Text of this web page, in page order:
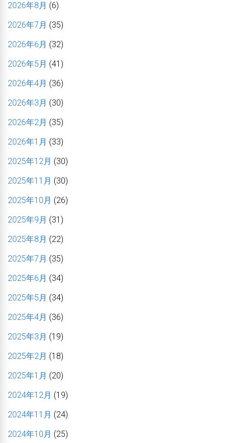
2026年8月 (6)
2026年7月 (35)
2026年6月 (32)
2026年5月 (41)
2026年4月 (36)
2026年3月 (30)
2026年2月 (35)
2026年1月 (33)
2025年12月 (30)
2025年11月 (30)
2025年10月 (26)
2025年9月 (31)
2025年8月 (22)
2025年7月 (35)
2025年6月 (34)
2025年5月 (34)
2025年4月 (36)
2025年3月 (19)
2025年2月 (18)
2025年1月 (20)
2024年12月 (19)
2024年11月 (24)
2024年10月 (25)